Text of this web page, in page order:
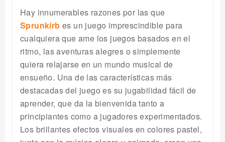
Hay innumerables razones por las que
Sprunkirb es un juego imprescindible para
cualquiera que ame los juegos basados en el
ritmo, las aventuras alegres o simplemente
quiera relajarse en un mundo musical de
ensueño. Una de las características más
destacadas del juego es su jugabilidad fácil de
aprender, que da la bienvenida tanto a
principiantes como a jugadores experimentados.
Los brillantes efectos visuales en colores pastel,